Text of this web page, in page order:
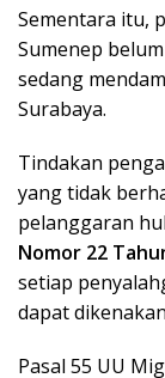
Sementara itu,
Sumenep
sedang
Surabaya.
Tindakan
yang tidak
pelanggaran
Nomor 22
setiap
dapat
Pasal 55 UU